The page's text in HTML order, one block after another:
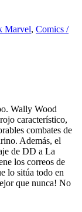
Marvel, Comics /
Wally Wood
característico,
combates de
Además, el
de DD a La
los correos de
lo sitúa todo en
que nunca! No